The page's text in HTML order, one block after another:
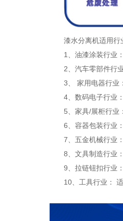
漆水分离机适用行
1、油漆涂装行业：
2、汽车零部件行业
3、 家用电器行业：
4、数码电子行业：
5、家具/展柜行业：
6、容器包装行业：
7、五金机械行业：
8、文具制造行业：
9、拉链钮扣行业：
10、工具行业： 适